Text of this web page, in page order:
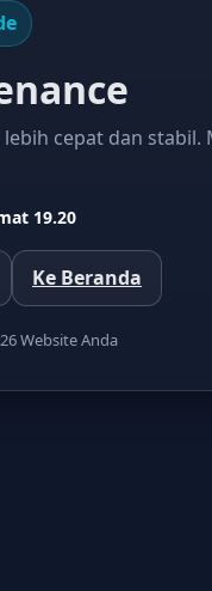
cepat dan stabil.
19.20
Ke Beranda
Website Anda